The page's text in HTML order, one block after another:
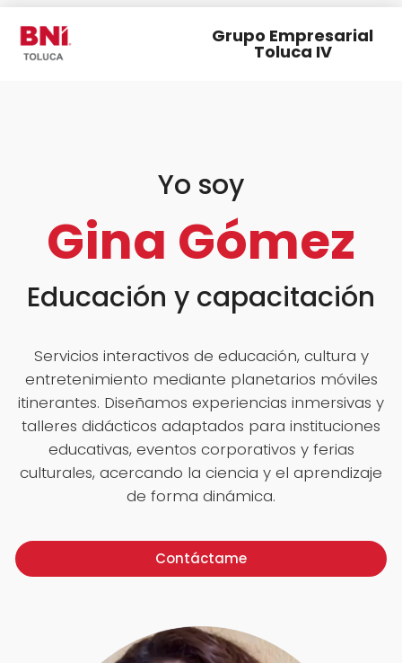
Grupo Empresarial
Toluca IV
Yo soy
Gina Gómez
Educación y capacitación
Servicios interactivos de educación, cultura y
entretenimiento mediante planetarios móviles
itinerantes. Diseñamos experiencias inmersivas y
talleres didácticos adaptados para instituciones
educativas, eventos corporativos y ferias
culturales, acercando la ciencia y el aprendizaje
de forma dinámica.
Contáctame